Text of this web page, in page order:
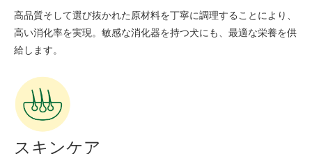
高品質そして選び抜かれた原材料を丁寧に調理することにより、
高い消化率を実現。敏感な消化器を持つ犬にも、最適な栄養を供
給します。
スキンケア